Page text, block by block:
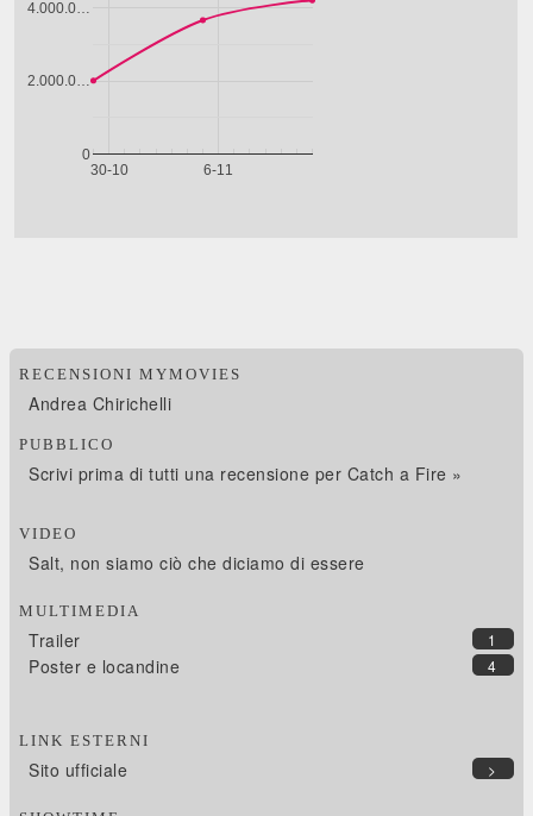
RECENSIONI MYMOVIES
Andrea Chirichelli
PUBBLICO
Scrivi prima di tutti una recensione per Catch a Fire »
VIDEO
Salt, non siamo ciò che diciamo di essere
MULTIMEDIA
1
Trailer
4
Poster e locandine
LINK ESTERNI
>
Sito ufficiale